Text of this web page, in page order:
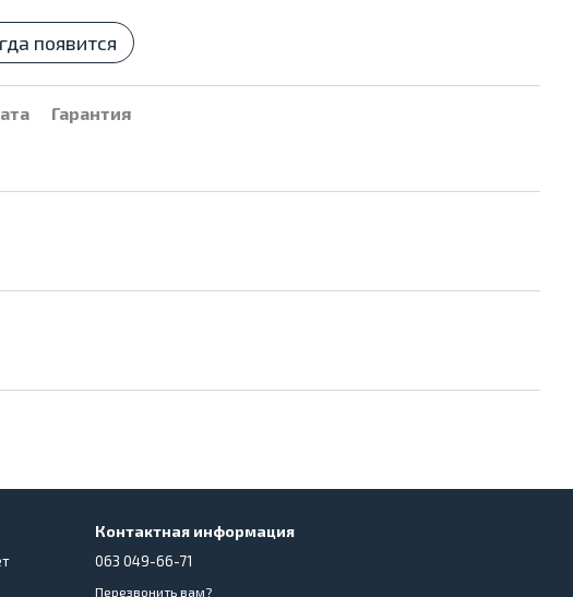
появится
Гарантия
Контактная информация
063 049-66-71
Перезвонить вам?